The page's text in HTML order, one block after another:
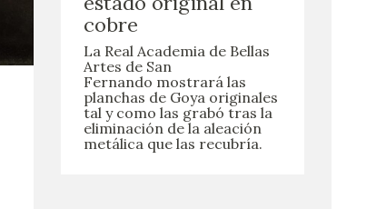
cobre
La Real Academia de Bellas
Artes de San
Fernando mostrará las
planchas de Goya originales
tal y como las grabó tras la
eliminación de la aleación
metálica que las recubría.